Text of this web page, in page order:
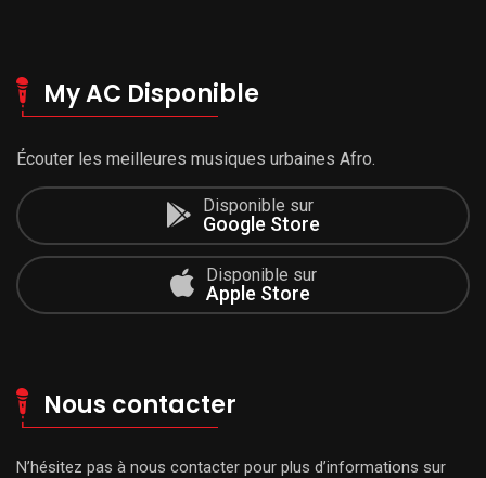
My AC Disponible
Écouter les meilleures musiques urbaines Afro.
Disponible sur
Google Store
Disponible sur
Apple Store
Nous contacter
N’hésitez pas à nous contacter pour plus d’informations sur